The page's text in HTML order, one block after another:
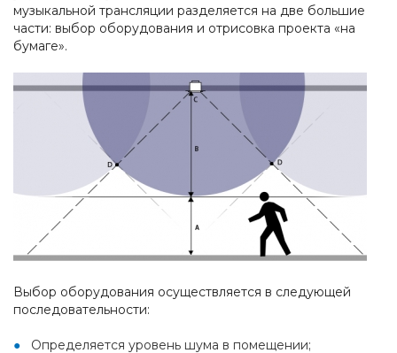
музыкальной трансляции разделяется на две большие
части: выбор оборудования и отрисовка проекта «на
бумаге».
Выбор оборудования осуществляется в следующей
последовательности:
Определяется уровень шума в помещении;